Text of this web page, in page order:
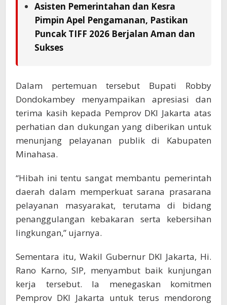
Asisten Pemerintahan dan Kesra
Pimpin Apel Pengamanan, Pastikan
Puncak TIFF 2026 Berjalan Aman dan
Sukses
Dalam pertemuan tersebut Bupati Robby
Dondokambey menyampaikan apresiasi dan
terima kasih kepada Pemprov DKI Jakarta atas
perhatian dan dukungan yang diberikan untuk
menunjang pelayanan publik di Kabupaten
Minahasa.
“Hibah ini tentu sangat membantu pemerintah
daerah dalam memperkuat sarana prasarana
pelayanan masyarakat, terutama di bidang
penanggulangan kebakaran serta kebersihan
lingkungan,” ujarnya.
Sementara itu, Wakil Gubernur DKI Jakarta, Hi.
Rano Karno, SIP, menyambut baik kunjungan
kerja tersebut. Ia menegaskan komitmen
Pemprov DKI Jakarta untuk terus mendorong